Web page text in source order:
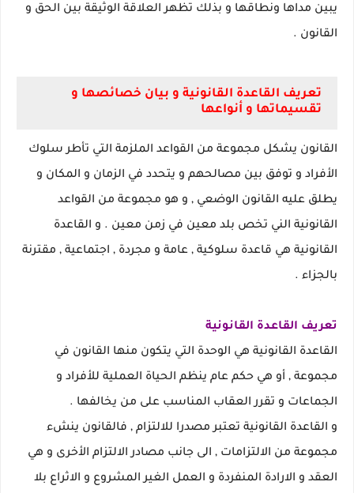
يبين مداها ونطاقها و بذلك تظهر العلاقة الوثيقة بين الحق و
القانون .
تعريف القاعدة القانونية و بيان خصائصها و
تقسيماتها و أنواعها
القانون يشكل مجموعة من القواعد الملزمة التي تأطر سلوك
الأفراد و توفق بين مصالحهم و يتحدد في الزمان و المكان و
يطلق عليه القانون الوضعي , و هو مجموعة من القواعد
القانونية الني تخص بلد معين في زمن معين . و القاعدة
القانونية هي قاعدة سلوكية , عامة و مجردة , اجتماعية , مقترنة
بالجزاء .
تعريف القاعدة القانونية
القاعدة القانونية هي الوحدة التي يتكون منها القانون في
مجموعة , أو هي حكم عام ينظم الحياة العملية للأفراد و
الجماعات و تقرر العقاب المناسب على من يخالفها .
و القاعدة القانونية تعتبر مصدرا للالتزام , فالقانون ينشء
مجموعة من الالتزامات , الى جانب مصادر الالتزام الأخرى و هي
العقد و الارادة المنفردة و العمل الغير المشروع و الاثراع بلا